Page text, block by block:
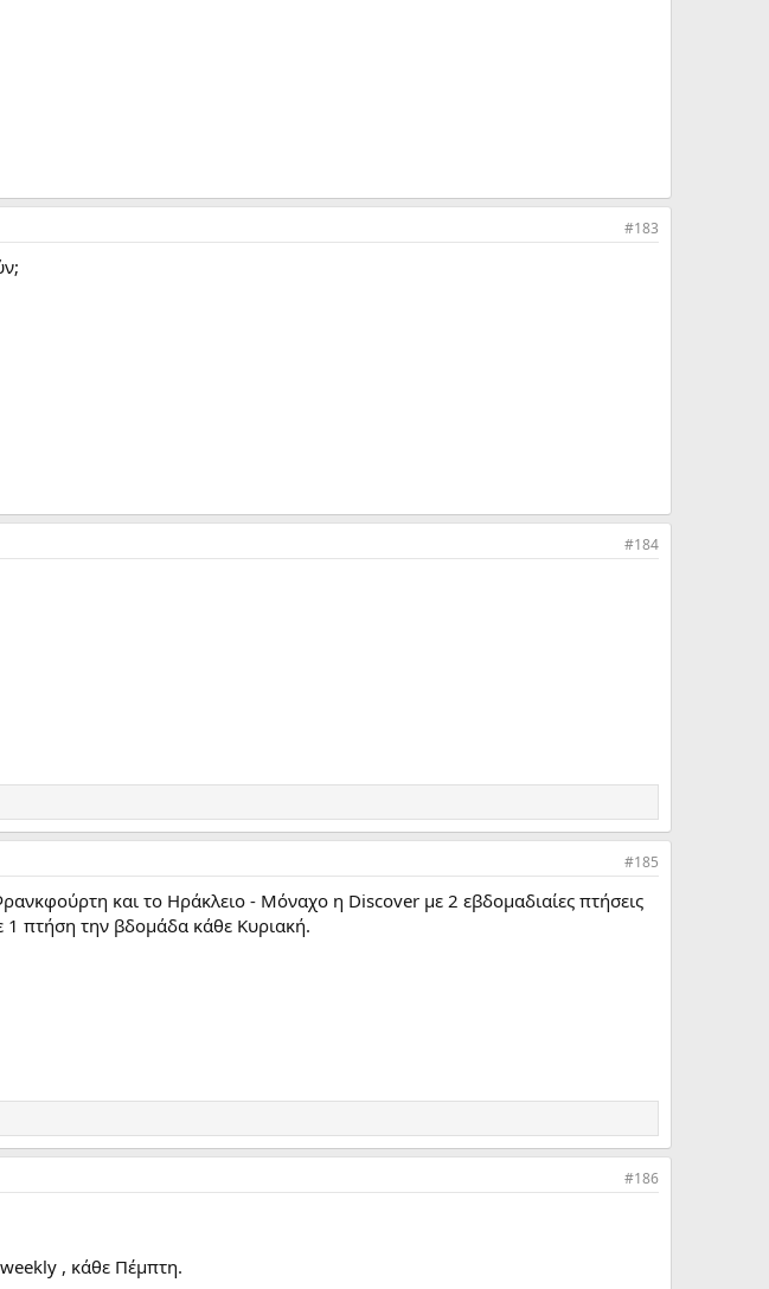
#183
#184
#185
και το Ηράκλειο - Μόναχο η Discover με 2 εβδομαδιαίες πτήσεις
πτήση την βδομάδα κάθε Κυριακή.
#186
, κάθε Πέμπτη.